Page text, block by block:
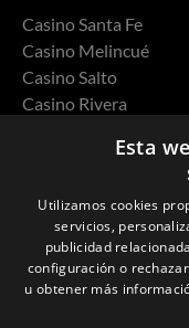
Casino Santa Fe
Casino Melincué
Casino Salto
Casino Rivera
Política de privacidad
Cookies
Esta
Utilizamos cookies
servicios,
publicidad
configuración o
u obtener más